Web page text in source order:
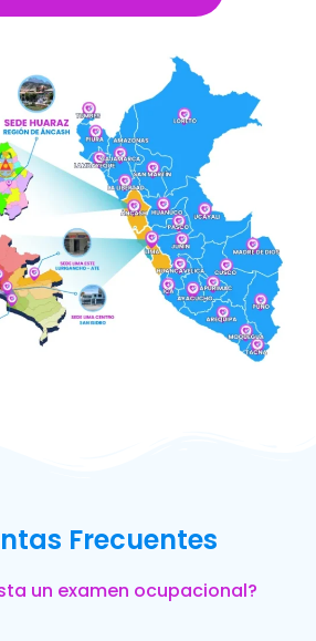
Frecuentes
un examen ocupacional?